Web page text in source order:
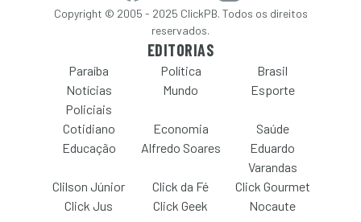
Copyright © 2005 - 2025 ClickPB. Todos os direitos
reservados.
EDITORIAS
Paraíba Política
Brasil
Notícias
Policiais
Mundo Esporte
Cotidiano Economia
Saúde
Educação
Alfredo Soares
Eduardo
Varandas
Clilson Júnior
Click da Fé
Click Gourmet
Click Jus
Click Geek Nocaute